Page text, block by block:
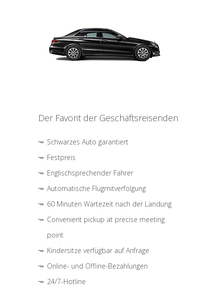
Der Favorit der Geschäftsreisenden
Schwarzes Auto garantiert
Festpreis
Englischsprechender Fahrer
Automatische Flugmitverfolgung
60 Minuten Wartezeit nach der Landung
Convenient pickup at precise meeting
point
Kindersitze verfügbar auf Anfrage
Online- und Offline-Bezahlungen
24/7-Hotline